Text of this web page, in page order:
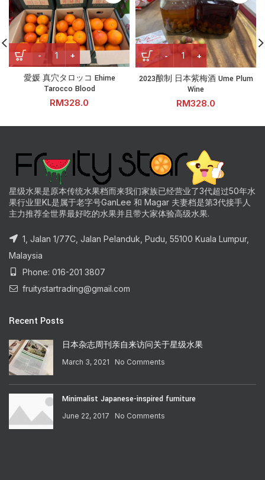
愛媛 真穴タロッコ Ehime Tarocco Blood quantity
愛媛 真穴タロッコ Ehime
Tarocco Blood
RM
2023酿制 日本紫梅酒 Ume
2023酿制 日本紫梅酒 Ume Plum
Wine
RM
星级水果是原本传统水果档而来我们家族已经营业了3代超过50年水
果行业里KL是属于老字号GanLee 和 Magar 夫妻档是第3代接手人
主力推荐全世界最好吃的水果并且带大家体验高级水果.
1, Jalan 1/77C, Jalan Pelanduk, Pudu, 55100 Kuala Lumpur,
Malaysia
Phone: 016-201 3807
fruitystartrading@gmail.com
Recent Posts
日本杂志周刊亲自来访问关于星级水果
March 3, 2021 No Comments
Minimalist Japanese-inspired furniture
June 22, 2017 No Comments